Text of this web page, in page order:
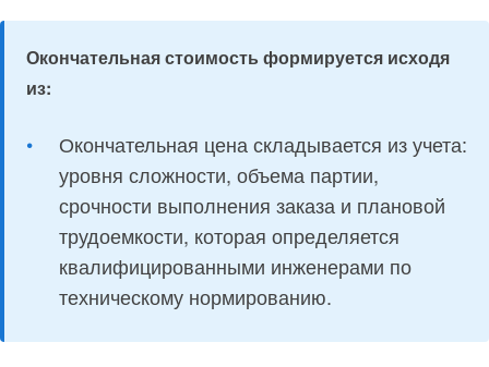
Окончательная стоимость формируется исходя
из:
Окончательная цена складывается из учета:
уровня сложности, объема партии,
срочности выполнения заказа и плановой
трудоемкости, которая определяется
квалифицированными инженерами по
техническому нормированию.